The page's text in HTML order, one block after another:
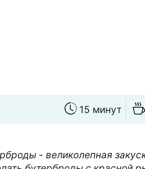
15 минут
- великолепная